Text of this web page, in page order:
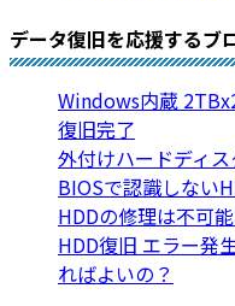
データ復旧を応援するブ
Windows内蔵
復旧完了
外付けハードディ
BIOSで認識しない
HDDの修理は不可
HDD復旧 エラー発
ればよいの？